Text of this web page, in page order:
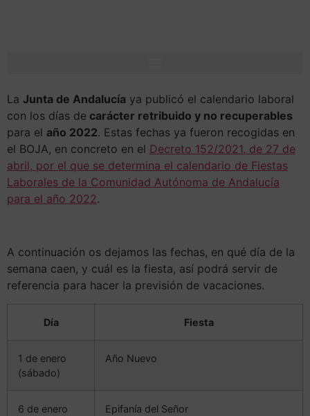
La Junta de Andalucía ya publicó el calendario laboral
con los días de carácter retribuido y no recuperables
para el año 2022. Estas fechas ya fueron recogidas en
el BOJA, en concreto en el Decreto 152/2021, de 27 de
abril, por el que se determina el calendario de Fiestas
Laborales de la Comunidad Autónoma de Andalucía
para el año 2022.
A continuación os dejamos las fechas, en qué día de la
semana caen, y cuál es la fiesta, así podrá servir de
referencia para hacer la previsión de vacaciones.
Día Fiesta
1 de enero
(sábado)
Año Nuevo
6 de enero
Epifanía del Señor